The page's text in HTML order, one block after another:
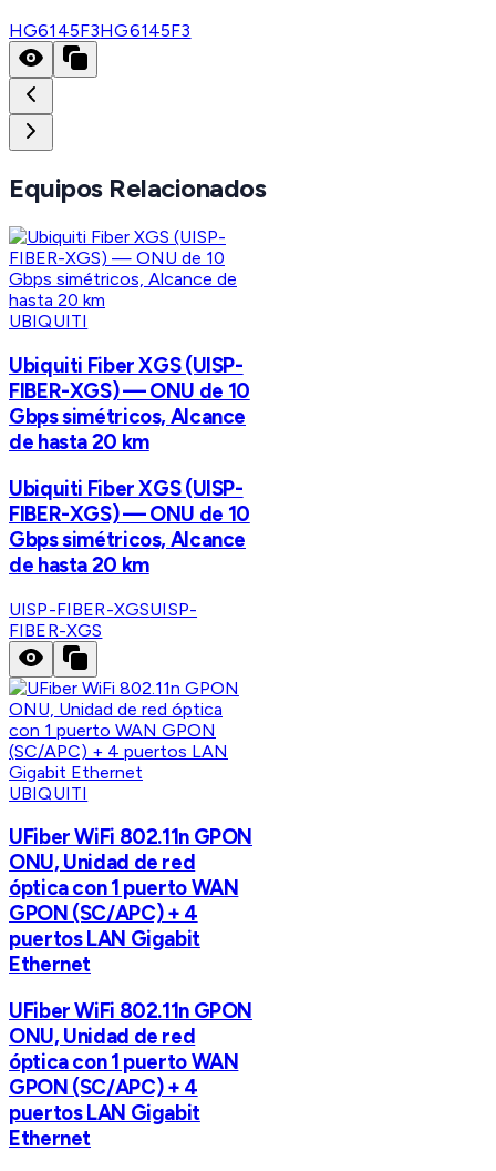
HG6145F3HG6145F3
Equipos Relacionados
UBIQUITI
Ubiquiti Fiber XGS (UISP-
FIBER-XGS) — ONU de 10
Gbps simétricos, Alcance
de hasta 20 km
Ubiquiti Fiber XGS (UISP-
FIBER-XGS) — ONU de 10
Gbps simétricos, Alcance
de hasta 20 km
UISP-FIBER-XGSUISP-
FIBER-XGS
UBIQUITI
UFiber WiFi 802.11n GPON
ONU, Unidad de red
óptica con 1 puerto WAN
GPON (SC/APC) + 4
puertos LAN Gigabit
Ethernet
UFiber WiFi 802.11n GPON
ONU, Unidad de red
óptica con 1 puerto WAN
GPON (SC/APC) + 4
puertos LAN Gigabit
Ethernet